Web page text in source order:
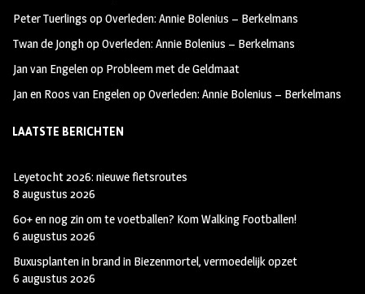
Peter Tuerlings opOverleden: Annie Bolenius – Berkelmans
Twan de JonghopOverleden: Annie Bolenius – Berkelmans
Jan van Engelenop Probleem met de Geldmaat
Jan en Roos van EngelenopOverleden: Annie Bolenius – Berkelmans
LAATSTE BERICHTEN
Leyetocht 2026: nieuwe fietsroutes
8 augustus 2026
60+ en nog zin om te voetballen? Kom Walking Footballen!
6 augustus 2026
Buxusplanten in brand in Biezenmortel, vermoedelijk opzet
6 augustus 2026